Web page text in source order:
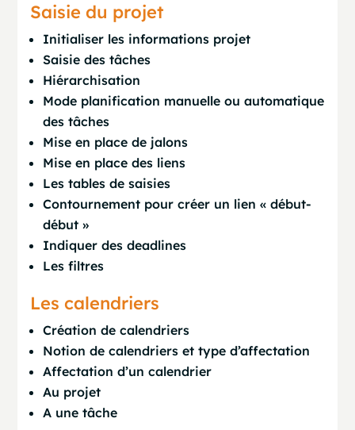
Saisie du projet
Initialiser les informations projet
Saisie des tâches
Hiérarchisation
Mode planification manuelle ou automatique
des tâches
Mise en place de jalons
Mise en place des liens
Les tables de saisies
Contournement pour créer un lien « début-
début »
Indiquer des deadlines
Les filtres
Les calendriers
Création de calendriers
Notion de calendriers et type d’affectation
Affectation d’un calendrier
Au projet
A une tâche